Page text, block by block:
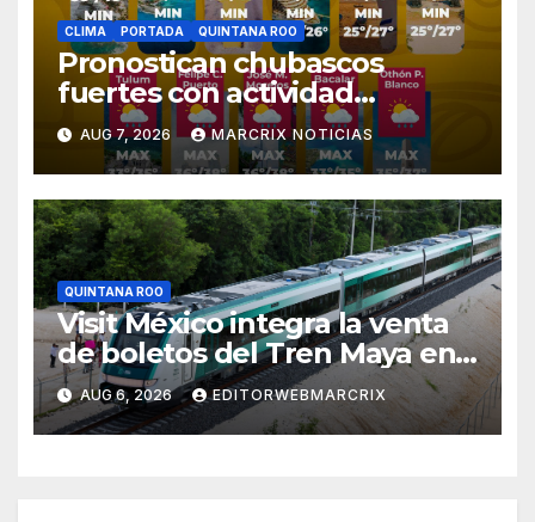
CLIMA PORTADA QUINTANA ROO
Pronostican chubascos
fuertes con actividad
eléctrica para este viernes en
Quintana Roo
AUG 7, 2026 MARCRIX NOTICIAS
QUINTANA ROO
Visit México integra la venta
de boletos del Tren Maya en
su plataforma oficial
AUG 6, 2026 EDITORWEBMARCRIX